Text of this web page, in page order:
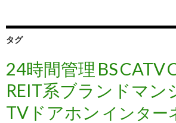
タグ
24時間管理 BSCATV
REIT系ブランドマン
TVドアホン インター